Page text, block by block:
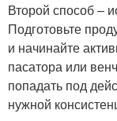
Второй способ –
Подготовьте
и начинайте
пасатора или
попадать под
нужной